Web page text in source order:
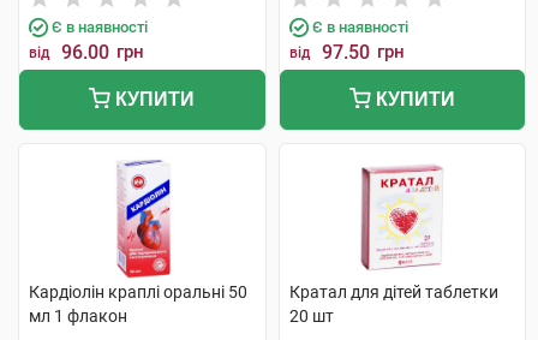
Є в наявності
від 96.00 грн
КУПИТИ
Є в наявності
від 97.50 грн
КУПИТИ
Кардіолін краплі оральні 50
мл 1 флакон
Кратал для дітей таблетки
20 шт